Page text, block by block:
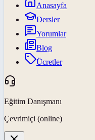
Anasayfa
Dersler
Yorumlar
Blog
Ücretler
Eğitim Danışmanı
Çevrimiçi (online)